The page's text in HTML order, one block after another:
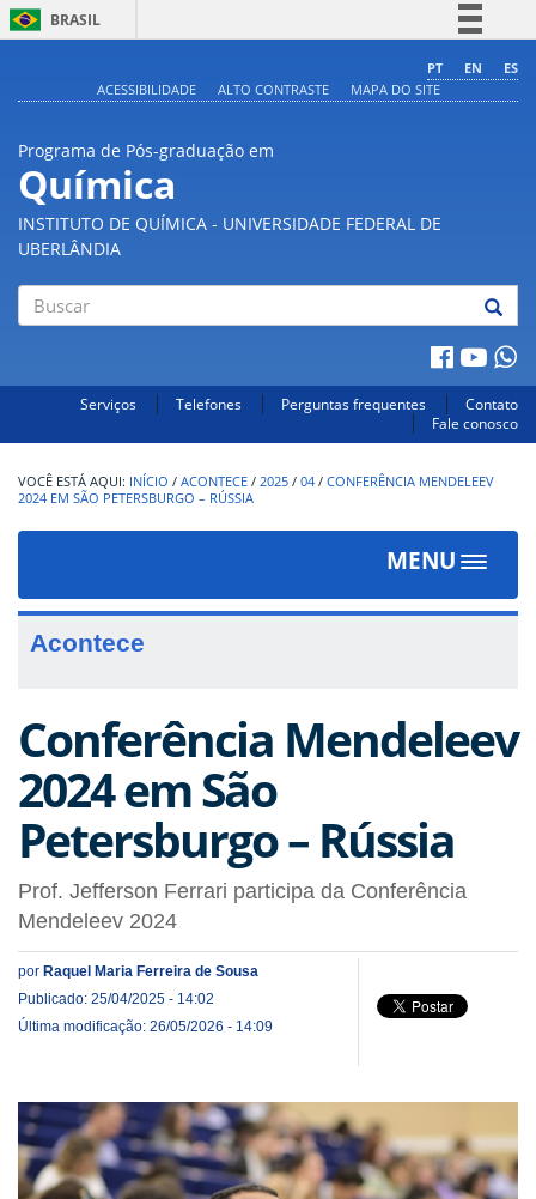
BRASIL
Comunica BR
PT EN
ES
ACESSIBILIDADE
ALTO CONTRASTE MAPA DO SITE
Programa de Pós-graduação em
Química
INSTITUTO DE QUÍMICA - UNIVERSIDADE FEDERAL DE
UBERLÂNDIA
Serviços Telefones Perguntas frequentes
Contato
Fale conosco
INÍCIO / ACONTECE / 2025 / 04 / CONFERÊNCIA MENDELEEV
2024 EM SÃO PETERSBURGO – RÚSSIA
MENU
Toggle
Acontece
Conferência Mendeleev
2024 em São
Petersburgo – Rússia
Prof. Jefferson Ferrari participa da Conferência
Mendeleev 2024
por Raquel Maria Ferreira de Sousa
Publicado: 25/04/2025 - 14:02
Última modificação: 26/05/2026 - 14:09